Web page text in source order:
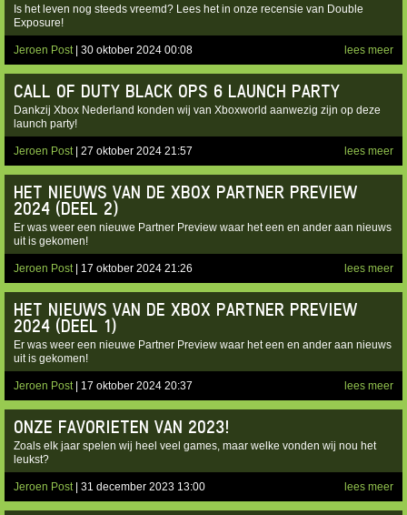
Is het leven nog steeds vreemd? Lees het in onze recensie van Double
Exposure!
Jeroen Post | 30 oktober 2024 00:08 lees meer
CALL OF DUTY BLACK OPS 6 LAUNCH PARTY
Dankzij Xbox Nederland konden wij van Xboxworld aanwezig zijn op deze
launch party!
Jeroen Post | 27 oktober 2024 21:57 lees meer
HET NIEUWS VAN DE XBOX PARTNER PREVIEW
2024 (DEEL 2)
Er was weer een nieuwe Partner Preview waar het een en ander aan nieuws
uit is gekomen!
Jeroen Post | 17 oktober 2024 21:26 lees meer
HET NIEUWS VAN DE XBOX PARTNER PREVIEW
2024 (DEEL 1)
Er was weer een nieuwe Partner Preview waar het een en ander aan nieuws
uit is gekomen!
Jeroen Post | 17 oktober 2024 20:37 lees meer
ONZE FAVORIETEN VAN 2023!
Zoals elk jaar spelen wij heel veel games, maar welke vonden wij nou het
leukst?
Jeroen Post | 31 december 2023 13:00 lees meer